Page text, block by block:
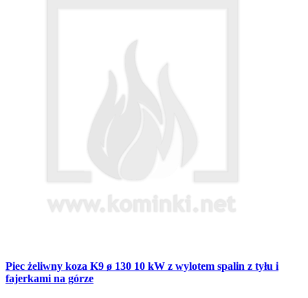
Piec żeliwny koza K9 ø 130 10 kW z wylotem spalin z tyłu i
fajerkami na górze